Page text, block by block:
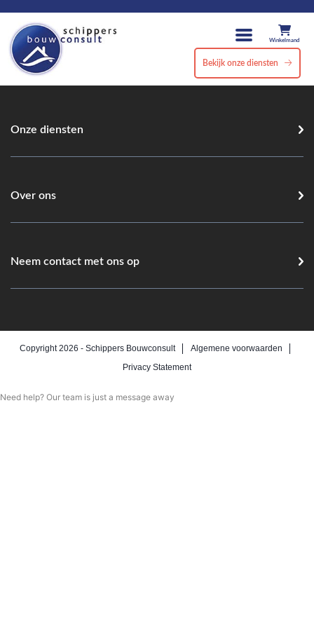
Winkelmand
Bekijk onze diensten
Onze diensten
Over ons
Neem contact met ons op
Copyright 2026 - Schippers Bouwconsult
Algemene voorwaarden
Privacy Statement
Need help? Our team is just a message away